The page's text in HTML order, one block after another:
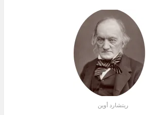
ريتشارد أوين